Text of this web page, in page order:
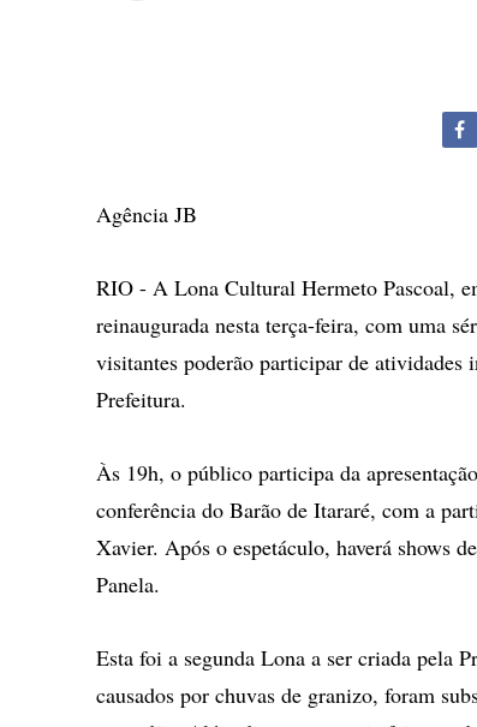
Agência JB
RIO - A Lona Cultural Hermeto Pascoal,
reinaugurada nesta terça-feira, com uma
visitantes poderão participar de
Prefeitura.
Às 19h, o público participa da
conferência do Barão de Itararé, com a
Xavier. Após o espetáculo, haverá shows
Panela.
Esta foi a segunda Lona a ser criada pela
causados por chuvas de granizo, foram